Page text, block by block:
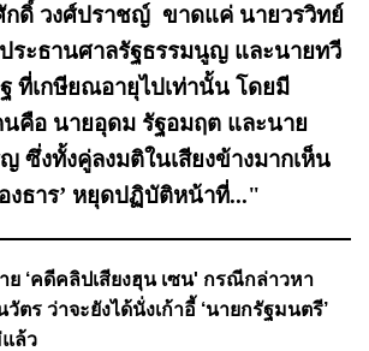
กดิ์ วงศ์ปราชญ์ ขาดแค่ นายวรวิทย์
ระธานศาลรัฐธรรมนูญ และนายทวี
ที่เกษียณอายุไปเท่านั้น โดยมี
นคือ นายอุดม รัฐอมฤต และนาย
ญ ซึ่งทั้งคู่ลงมติในเสียงข้างมากเห็น
งธาร’ หยุดปฏิบัติหน้าที่..."
ย ‘คดีคลิปเสียงฮุน เซน' กรณีกล่าวหา
ตร ว่าจะยังได้นั่งเก้าอี้ ‘นายกรัฐมนตรี’
ล้ว